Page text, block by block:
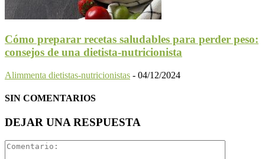
Cómo preparar recetas saludables para perder peso:
consejos de una dietista-nutricionista
Alimmenta dietistas-nutricionistas - 04/12/2024
SIN COMENTARIOS
DEJAR UNA RESPUESTA